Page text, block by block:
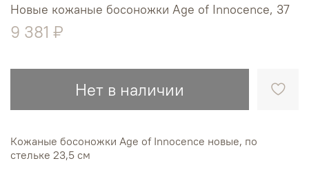
Новые кожаные босоножки Age of Innocence, 37
9 381 ₽
Нет в наличии
Кожаные босоножки Age of Innocence новые, по
стельке 23,5 см